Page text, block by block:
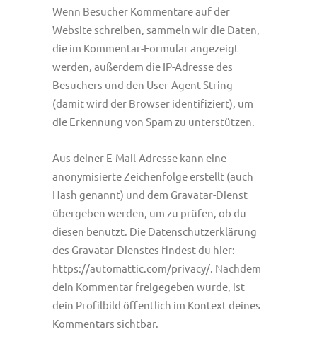
Wenn Besucher Kommentare auf der
Website schreiben, sammeln wir die Daten,
die im Kommentar-Formular angezeigt
werden, außerdem die IP-Adresse des
Besuchers und den User-Agent-String
(damit wird der Browser identifiziert), um
die Erkennung von Spam zu unterstützen.
Aus deiner E-Mail-Adresse kann eine
anonymisierte Zeichenfolge erstellt (auch
Hash genannt) und dem Gravatar-Dienst
übergeben werden, um zu prüfen, ob du
diesen benutzt. Die Datenschutzerklärung
des Gravatar-Dienstes findest du hier:
https://automattic.com/privacy/. Nachdem
dein Kommentar freigegeben wurde, ist
dein Profilbild öffentlich im Kontext deines
Kommentars sichtbar.